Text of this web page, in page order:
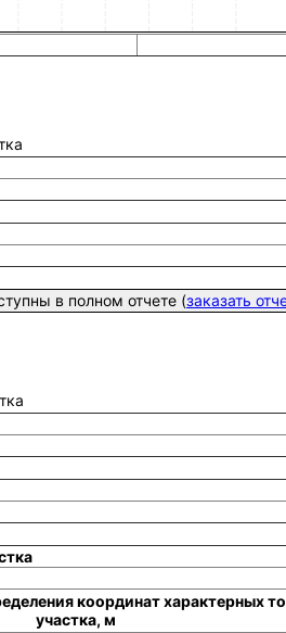
в полном отчете (заказать
координат характерных
участка, м